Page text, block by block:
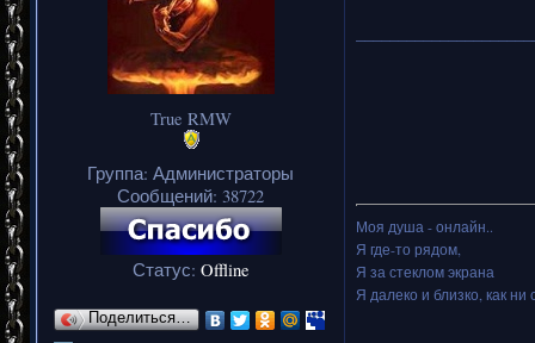
True RMW
Группа: Администраторы
Сообщений: 38722
Статус: Offline
Поделиться…
Моя душа - онлайн..
Я где-то рядом,
Я за стеклом экрана
Я далеко и близко, как ни